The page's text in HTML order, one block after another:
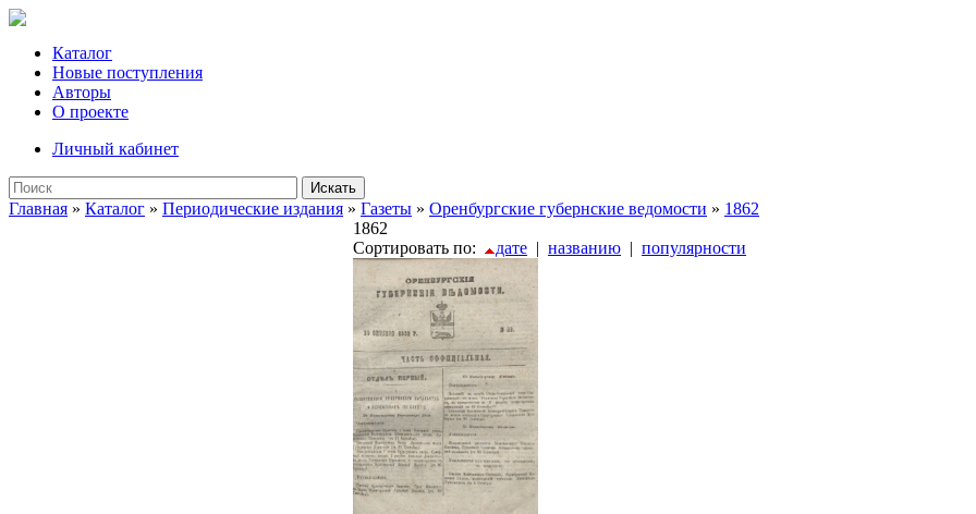
Каталог
Новые поступления
Авторы
О проекте
Личный кабинет
Искать
Главная » Каталог » Периодические издания » Газеты » Оренбургские губернские ведомости » 1862
1862
Сортировать по:
дате | названию | популярности